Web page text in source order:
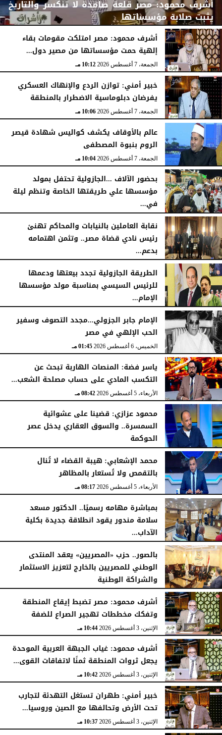
أشرف محمود: مصر قلعة صامدة لا تنكسر والتاريخ
يثبت صلابة مؤسساتها
الجمعة، 7 أغسطس 2026 10:15 مـ
أشرف محمود: مصر امتلكت مقومات بقاء
إلهية حمت مؤسساتها من مصير دول...
الجمعة، 7 أغسطس 2026 10:12 مـ
خبير أمني: توازن الردع والإنهاك العسكري
يفرضان دبلوماسية الاضطرار بالمنطقة
الجمعة، 7 أغسطس 2026 10:06 مـ
عالم بالأوقاف يكشف كواليس شهادة قيصر
الروم بنبوة المصطفى
الجمعة، 7 أغسطس 2026 10:04 مـ
بحضور الآلاف ...الجازولية تحتفل بمولد
مؤسسها علي طريقتها الخاصة وتنظم ليلة
في...
الجمعة، 7 أغسطس 2026
نقابة العاملين بالنيابات والمحاكم تهنئ
رئيس نادي قضاة مصر.. وتثمن اهتمامه
بدعم...
الخميس، 6 أغسطس 2026
الطريقة الجازولية تجدد بيعتها ودعمها
للرئيس السيسي بمناسبة مولد مؤسسها
الإمام...
الخميس، 6 أغسطس 2026
الإمام جابر الجزولي...مجدد التصوف وسفير
الحب الإلهي في مصر
الخميس، 6 أغسطس 2026 01:45 مـ
ياسر فضة: المنصات الهاربة تبحث عن
التكسب المادي على حساب مصلحة الشعب...
الأربعاء، 5 أغسطس 2026 08:42 مـ
محمود عزازي: قضينا على عشوائية
السمسرة.. والسوق العقاري يدخل عصر
الحوكمة
الأربعاء، 5 أغسطس 2026
محمد الإشعابي: هيبة القضاء لا تُنال
بالتقمص ولا تُستعار بالمظاهر
الأربعاء، 5 أغسطس 2026 08:17 مـ
بمباشرة مهامه رسميًا.. الدكتور مسعد
سلامة مندور يقود انطلاقة جديدة بكلية
الآداب...
الأربعاء، 5 أغسطس 2026
بالصور.. حزب «المصريين» يعقد المنتدى
الوطني للمصريين بالخارج لتعزيز الاستثمار
والشراكة الوطنية
الثلاثاء، 4 أغسطس 2026
أشرف محمود: مصر تضبط إيقاع المنطقة
وتفكك مخططات تهجير الصراع للضفة
الإثنين، 3 أغسطس 2026 10:44 مـ
أشرف محمود: غياب الجبهة العربية الموحدة
يجعل ثروات المنطقة ثمنًا لاتفاقات القوى...
الإثنين، 3 أغسطس 2026 10:42 مـ
خبير أمني: طهران تستغل التهدئة لتجارب
تحت الأرض وتحالفها مع الصين وروسيا...
الإثنين، 3 أغسطس 2026 10:37 مـ